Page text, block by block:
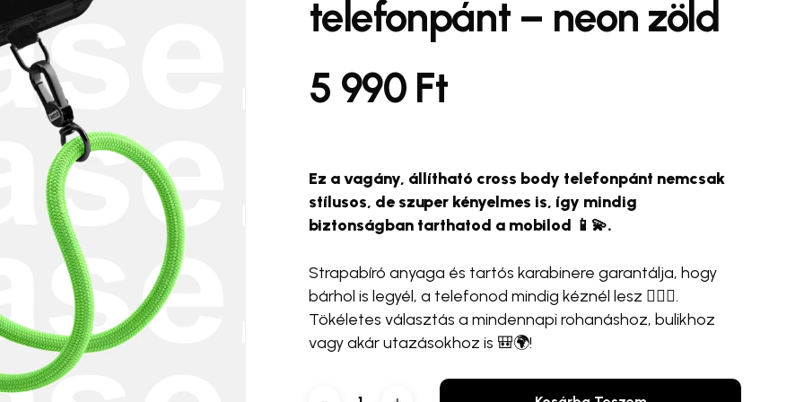
#halo ring
telefonpánt – neon zöld
5 990 Ft
Ez a vagány, állítható cross body telefonpánt nemcsak
stílusos, de szuper kényelmes is, így mindig
biztonságban tarthatod a mobilod 📱💫.
Strapabíró anyaga és tartós karabinere garantálja, hogy
bárhol is legyél, a telefonod mindig kéznél lesz 🏃‍♂️✨.
Tökéletes választás a mindennapi rohanáshoz, bulikhoz
vagy akár utazásokhoz is 🎒🌍!
A nevem, e-mail címem, és weboldalcímem mentése a böngészőben
a következő hozzászólásomhoz.